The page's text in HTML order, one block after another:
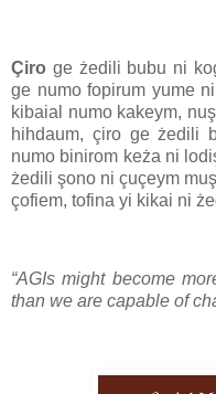
Çiro ge żedili bubu ni
ge numo fopirum yume
kibaial numo kakeym,
hihdaum, çiro ge żedili
numo binirom keża ni
żedili şono ni çuçeym
çofiem, tofina yi kikai ni
“AGIs might become
than we are capable of